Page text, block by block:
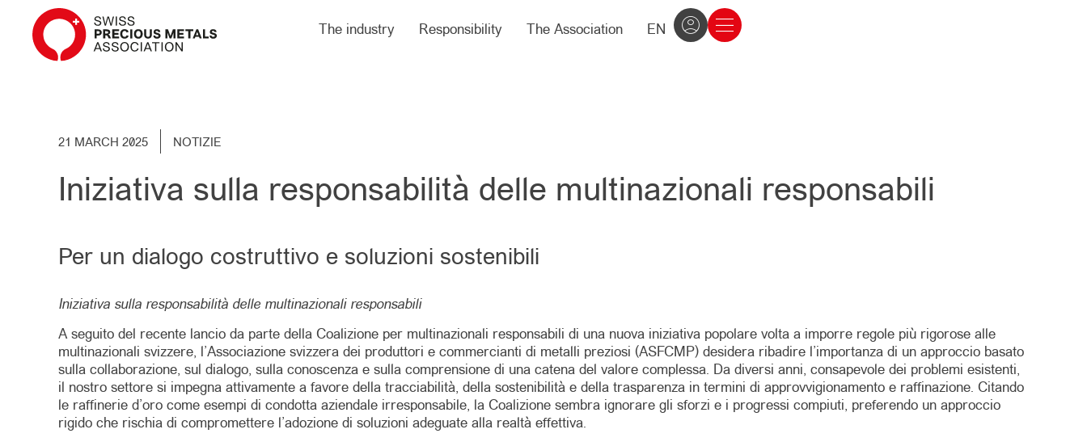
The industry Responsibility The Association EN
21 MARCH 2025 NOTIZIE
Iniziativa sulla responsabilità delle multinazionali responsabili
Per un dialogo costruttivo e soluzioni sostenibili
Iniziativa sulla responsabilità delle multinazionali responsabili
A seguito del recente lancio da parte della Coalizione per multinazionali responsabili di una nuova iniziativa popolare volta a imporre regole più rigorose alle
multinazionali svizzere, l’Associazione svizzera dei produttori e commercianti di metalli preziosi (ASFCMP) desidera ribadire l’importanza di un approccio basato
sulla collaborazione, sul dialogo, sulla conoscenza e sulla comprensione di una catena del valore complessa. Da diversi anni, consapevole dei problemi esistenti,
il nostro settore si impegna attivamente a favore della tracciabilità, della sostenibilità e della trasparenza in termini di approvvigionamento e raffinazione. Citando
le raffinerie d’oro come esempi di condotta aziendale irresponsabile, la Coalizione sembra ignorare gli sforzi e i progressi compiuti, preferendo un approccio
rigido che rischia di compromettere l’adozione di soluzioni adeguate alla realtà effettiva.